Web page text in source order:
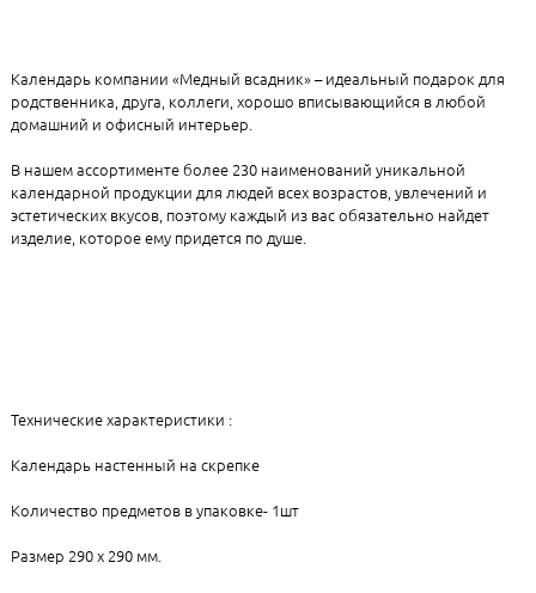
Календарь компании «Медный всадник» – идеальный подарок для
родственника, друга, коллеги, хорошо вписывающийся в любой
домашний и офисный интерьер.
В нашем ассортименте более 230 наименований уникальной
календарной продукции для людей всех возрастов, увлечений и
эстетических вкусов, поэтому каждый из вас обязательно найдет
изделие, которое ему придется по душе.
Технические характеристики :
Календарь настенный на скрепке
Количество предметов в упаковке- 1шт
Размер 290 х 290 мм.